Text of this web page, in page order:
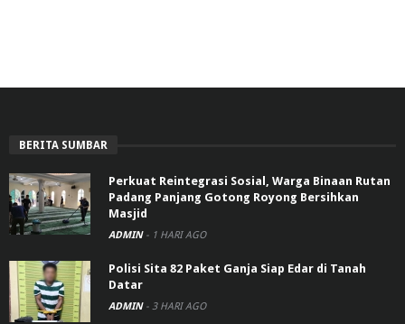
BERITA SUMBAR
Perkuat Reintegrasi Sosial, Warga Binaan Rutan
Padang Panjang Gotong Royong Bersihkan
Masjid
ADMIN - 1 HARI AGO
Polisi Sita 82 Paket Ganja Siap Edar di Tanah
Datar
ADMIN - 3 HARI AGO